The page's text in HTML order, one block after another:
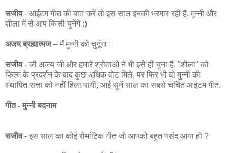
सजीव- आईटम गीत की बात करें तो इस साल इनकी भरमार रही है. मुन्नी और
शीला में से आप किसी चुनेंगें :)
अजय ब्रह्मात्मज– मैं मुन्‍नी को चुनूंगा।
सजीव- जी अजय जी और हमारे श्रोताओं ने भी इसे ही चुना है. "शीला" को
फिल्म के प्रदर्शन के बाद कुछ अधिक वोट मिले, पर फिर भी वो मुन्नी की
स्थापित सत्ता को नहीं हिला पायी, आई सुनें साल का सबसे चर्चित आईटम गीत.
गीत - मुन्नी बदनाम
सजीव- इस साल का कोई रोमांटिक गीत जो आपको बहुत पसंद आया हो ?